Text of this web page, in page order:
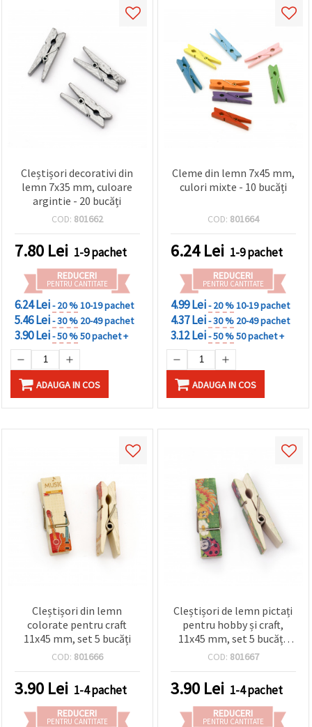
Cleștișori decorativi din
lemn 7x35 mm, culoare
argintie - 20 bucăți
COD: 801662
7.80 Lei 1-9 pachet
REDUCERI
PENTRU CANTITATE
6.24 Lei- 20 %10-19 pachet
5.46 Lei- 30 % 20-49 pachet
3.90 Lei- 50 %50 pachet +
ADAUGA IN COS
Cleme din lemn 7x45 mm,
culori mixte - 10 bucăți
COD: 801664
6.24Lei 1-9 pachet
REDUCERI
PENTRU CANTITATE
4.99 Lei- 20 %10-19 pachet
4.37 Lei- 30 % 20-49 pachet
3.12 Lei- 50 %50 pachet +
ADAUGA IN COS
Cleștișori din lemn
colorate pentru craft
11x45 mm, set 5 bucăți
COD: 801666
3.90 Lei 1-4 pachet
REDUCERI
PENTRU CANTITATE
Cleștișori de lemn pictați
pentru hobby și craft,
11x45 mm, set 5 bucăți,
culori asortate
COD: 801667
3.90 Lei 1-4 pachet
REDUCERI
PENTRU CANTITATE